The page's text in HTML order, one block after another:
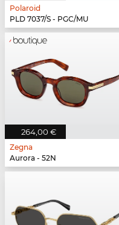
Polaroid
PLD 7037/S - PGC/MU
264,00 €
Zegna
Aurora - 52N